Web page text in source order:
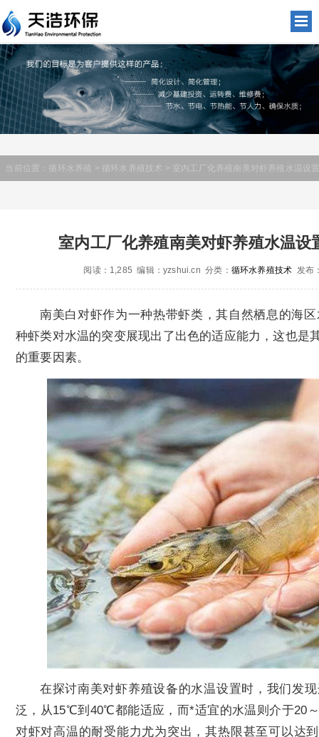
当前位置： 循环水养殖 > 循环水养殖技术 > 室内工厂化养殖南美对虾养殖水温设
室内工厂化养殖南美对虾养殖水温设
阅读：1,285 编辑：yzshui.cn 分类： 循环水养殖技术 发布
南美白对虾作为一种热带虾类，其自然栖息的海
种虾类对水温的突变展现出了出色的适应能力，这也是
的重要因素。
在探讨南美对虾养殖设备的水温设置时，我们发
泛，从15℃到40℃都能适应，而*适宜的水温则介于20
对虾对高温的耐受能力尤为突出，其热限甚至可以达